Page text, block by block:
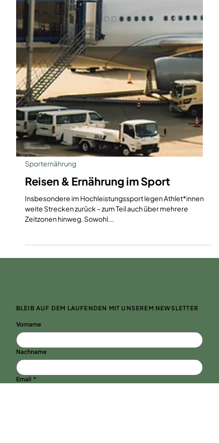
Sporternährung
Reisen & Ernährung im Sport
weite Strecken zurück – zum Teil auch über mehrere
Zeitzonen hinweg. Sowohl...
BLEIB AUF DEM LAUFENDEN MIT UNSEREM NEWSLETTER
Vorname